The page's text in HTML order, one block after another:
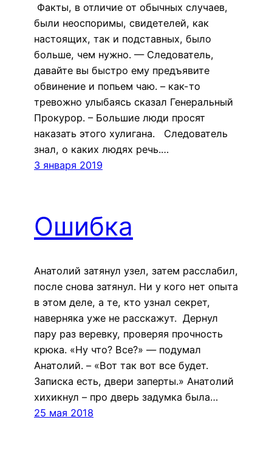
Факты, в отличие от обычных случаев,
были неоспоримы, свидетелей, как
настоящих, так и подставных, было
больше, чем нужно. — Следователь,
давайте вы быстро ему предъявите
обвинение и попьем чаю. – как-то
тревожно улыбаясь сказал Генеральный
Прокурор. – Большие люди просят
наказать этого хулигана. Следователь
знал, о каких людях речь.…
3 января 2019
Ошибка
Анатолий затянул узел, затем расслабил,
после снова затянул. Ни у кого нет опыта
в этом деле, а те, кто узнал секрет,
наверняка уже не расскажут. Дернул
пару раз веревку, проверяя прочность
крюка. «Ну что? Все?» — подумал
Анатолий. – «Вот так вот все будет.
Записка есть, двери заперты.» Анатолий
хихикнул – про дверь задумка была…
25 мая 2018